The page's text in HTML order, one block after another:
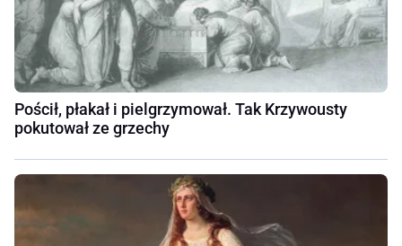
Pościł, płakał i pielgrzymował. Tak Krzywousty
pokutował ze grzechy